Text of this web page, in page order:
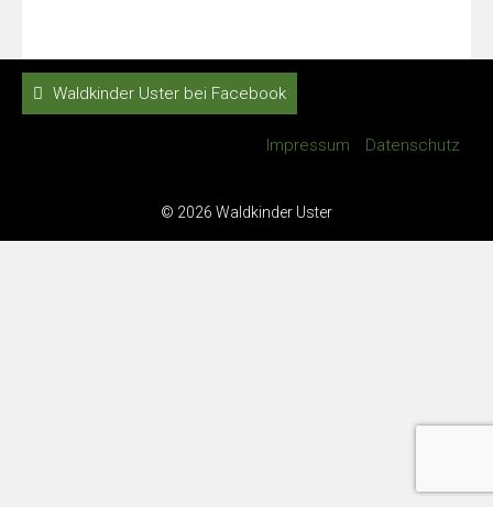
Waldkinder Uster bei Facebook
Impressum Datenschutz
© 2026 Waldkinder Uster